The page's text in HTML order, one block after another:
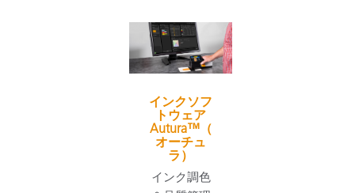
インクソフ
トウェア
Autura™（
オーチュ
ラ）
インク調色